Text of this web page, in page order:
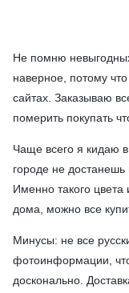
Не помню
наверное, потому
сайтах. Заказываю
померить покупать
Чаще всего я кидаю
городе не
Именно такого
дома, можно все
Минусы: не все
фотоинформации,
досконально.